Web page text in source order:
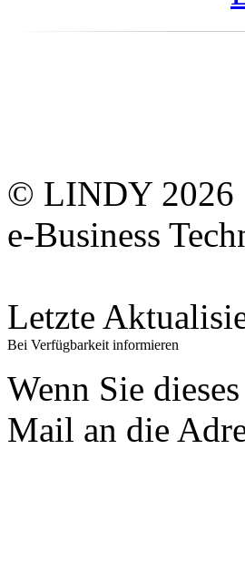
© LINDY 2026
e-Business
Letzte
Bei Verfügbarkeit informieren
Wenn Sie
Mail an die